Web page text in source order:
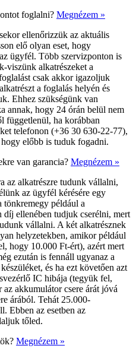
foglalni? Megnézem »
ellenőrizzük az aktuális
elő olyan eset, hogy
ügyfél. Több szervizponton is
viszünk alkatrészeket a
csak akkor igazoljuk
a foglalás helyén és
Ehhez szükségünk van
annak, hogy 24 órán belül nem
függetlenül, ha korábban
telefonon (+36 30 630-22-77),
előbb is tuduk fogadni.
van garancia? Megnézem »
az alkatrészre tudunk vállalni,
az ügyfél kérésére egy
tönkremegy például a
díj ellenében tudjuk cserélni, mert
vállalni. A két alkatrésznek
helyzetekben, amikor például
hogy 10.000 Ft-ért), azért mert
ezután is fennáll ugyanaz a
és ha ezt követően azt
IC hibája (tegyük fel,
akkumulátor csere árát jóvá
árából. Tehát 25.000-
Ebben az esetben az
tőled.
Megnézem »